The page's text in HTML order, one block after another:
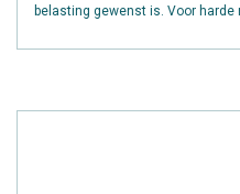
belasting gewenst is. Voor